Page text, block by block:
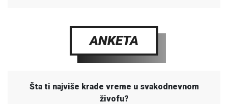
ANKETA
Šta ti najviše krade vreme u svakodnevnom
živofu?